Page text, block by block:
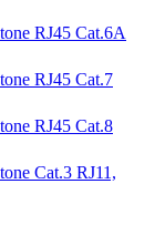
RJ45 Cat.6A
RJ45 Cat.7
RJ45 Cat.8
Cat.3 RJ11,